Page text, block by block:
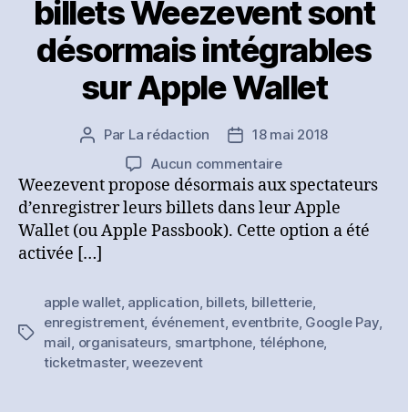
billets Weezevent sont
désormais intégrables
sur Apple Wallet
Auteur
l’article
Par La rédaction
Date
l’article
18 mai 2018
Aucun commentairesur
[Communiqué]
Les
billets
Weezevent
intégrables
sur
Apple
Weezevent propose désormais aux spectateurs
d’enregistrer leurs billets dans leur Apple
Wallet (ou Apple Passbook). Cette option a été
activée […]
Étiquettes
apple wallet, application, billets, billetterie,
enregistrement, événement, eventbrite, Google Pay,
mail, organisateurs, smartphone, téléphone,
ticketmaster,weezevent